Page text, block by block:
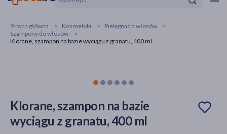
Strona główna Kosmetyki
Pielęgnacja włosów
Szampony do włosów
Klorane, szampon na bazie wyciągu z granatu, 400 ml
Klorane, szampon na bazie
wyciągu z granatu, 400 ml